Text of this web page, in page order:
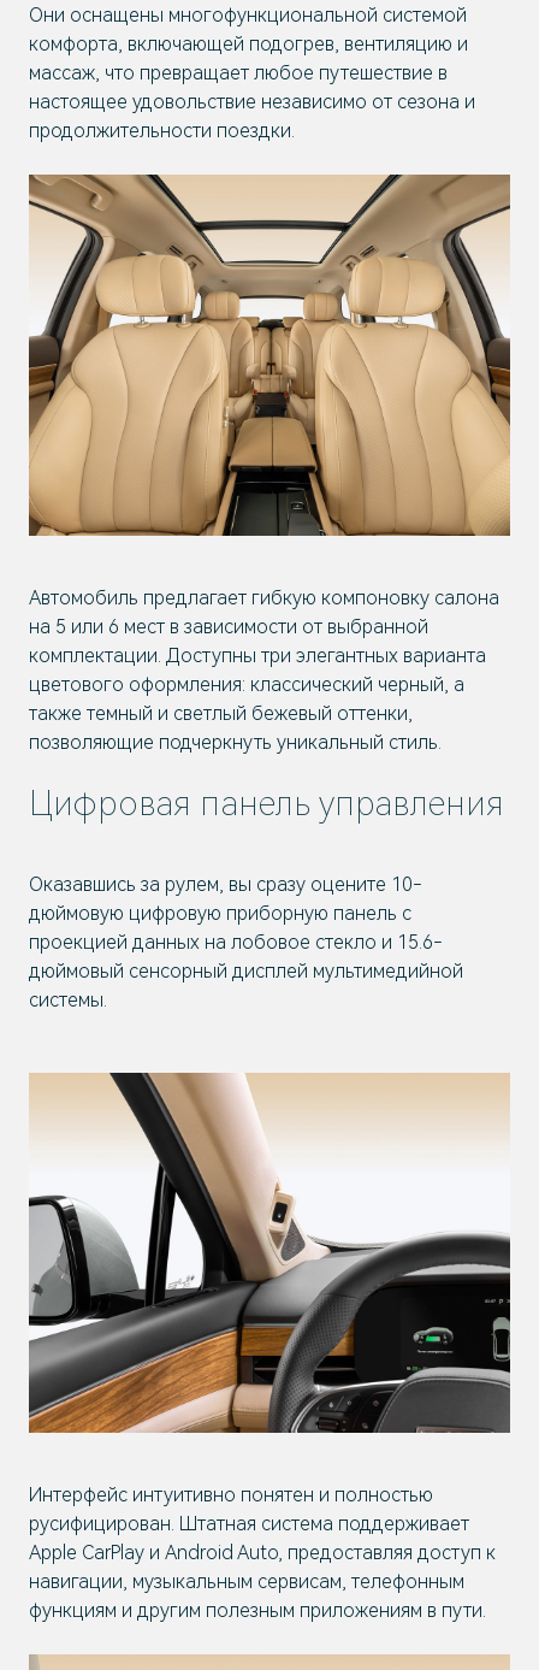
Они оснащены многофункциональной системой
комфорта, включающей подогрев, вентиляцию и
массаж, что превращает любое путешествие в
настоящее удовольствие независимо от сезона и
продолжительности поездки.
Автомобиль предлагает гибкую компоновку салона
на 5 или 6 мест в зависимости от выбранной
комплектации. Доступны три элегантных варианта
цветового оформления: классический черный, а
также темный и светлый бежевый оттенки,
позволяющие подчеркнуть уникальный стиль.
Цифровая панель управления
Оказавшись за рулем, вы сразу оцените 10-
дюймовую цифровую приборную панель с
проекцией данных на лобовое стекло и 15.6-
дюймовый сенсорный дисплей мультимедийной
системы.
Интерфейс интуитивно понятен и полностью
русифицирован. Штатная система поддерживает
Apple CarPlay и Android Auto, предоставляя доступ к
навигации, музыкальным сервисам, телефонным
функциям и другим полезным приложениям в пути.